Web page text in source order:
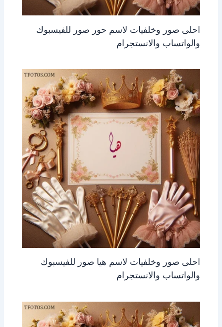
احلى صور وخلفيات لاسم حور صور للفيسبوك
والواتساب والانستجرام
احلى صور وخلفيات لاسم هيا صور للفيسبوك
والواتساب والانستجرام